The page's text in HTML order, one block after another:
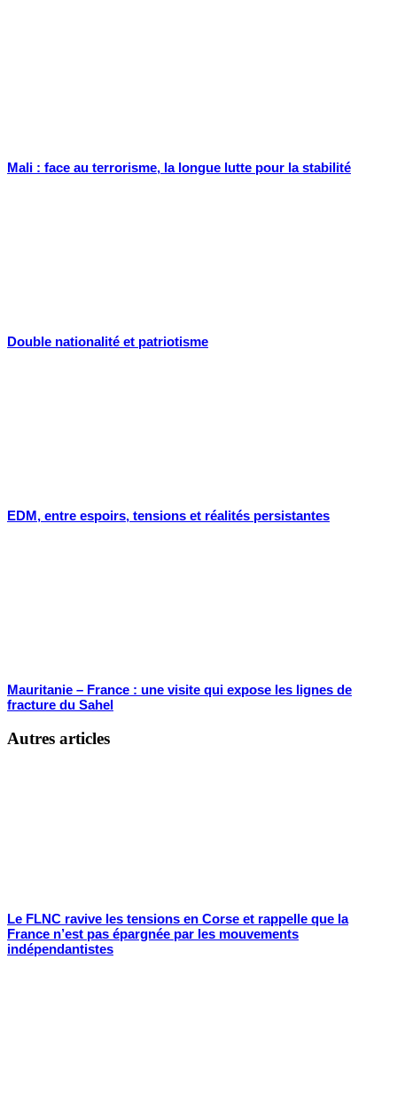
Mali : face au terrorisme, la longue lutte pour la stabilité
Double nationalité et patriotisme
EDM, entre espoirs, tensions et réalités persistantes
Mauritanie – France : une visite qui expose les lignes de
fracture du Sahel
Autres articles
Le FLNC ravive les tensions en Corse et rappelle que la
France n’est pas épargnée par les mouvements
indépendantistes